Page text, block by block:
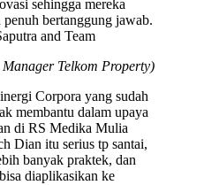
sehingga mereka
bertanggung jawab.
and Team
Telkom Property)
Corpora yang sudah
membantu dalam upaya
di RS Medika Mulia
Dian itu serius tp santai,
banyak praktek, dan
diaplikasikan ke